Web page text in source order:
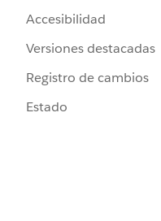
Accesibilidad
Versiones destacadas
Registro de cambios
Estado